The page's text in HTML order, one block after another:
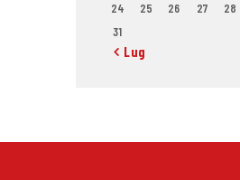
24
25 26 27 28
31
« Lug